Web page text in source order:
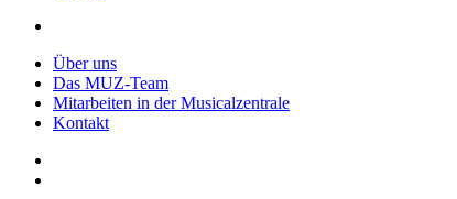
Über uns
Das MUZ-Team
Mitarbeiten in der Musicalzentrale
Kontakt